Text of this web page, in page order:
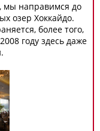
мы направимся до
озер Хоккайдо.
более того,
году здесь даже